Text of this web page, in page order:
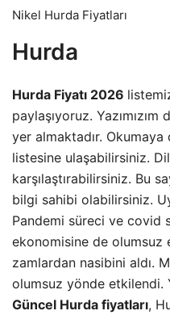
Nikel Hurda Fiyatları
Hurda
Hurda Fiyatı 2026
paylaşıyoruz.
yer almaktadır.
listesine ulaşabilirsiniz.
karşılaştırabilirsiniz. Bu
bilgi sahibi olabilirsiniz.
Pandemi süreci ve covid
ekonomisine de olumsuz
zamlardan nasibini aldı.
olumsuz yönde etkilendi.
Güncel Hurda fiyatları,